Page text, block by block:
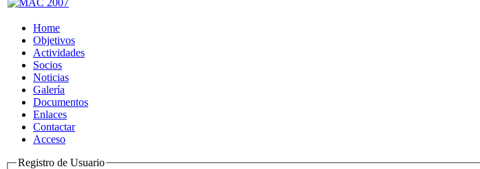
Home
Objetivos
Actividades
Socios
Noticias
Galería
Documentos
Enlaces
Contactar
Acceso
Registro de Usuario